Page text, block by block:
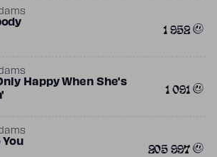
1 952
Happy When She's
1 091
You 205 997